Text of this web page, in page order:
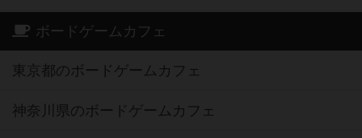
ボードゲームカフェ
東京都のボードゲームカフェ
神奈川県のボードゲームカフェ